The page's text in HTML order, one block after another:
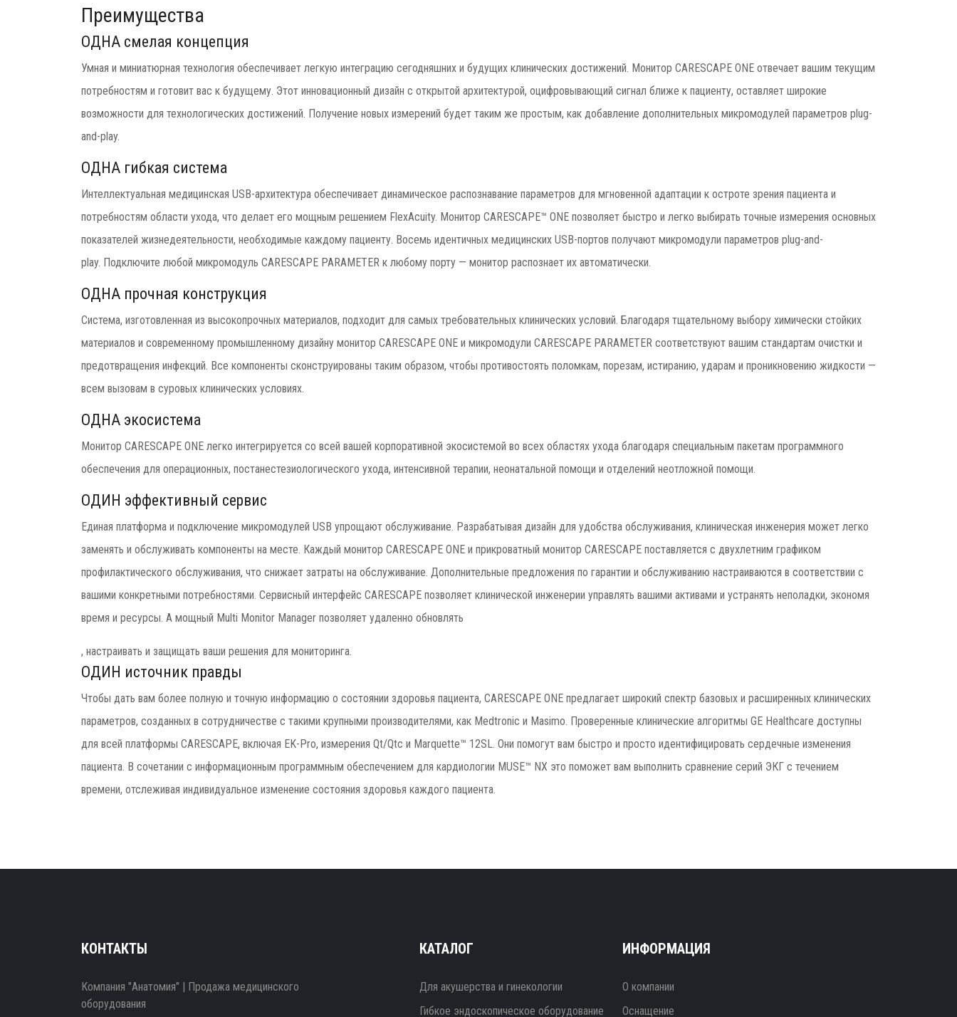
Преимущества
ОДНА смелая концепция
Умная и миниатюрная технология обеспечивает легкую интеграцию сегодняшних и будущих клинических достижений. Монитор CARESCAPE ONE отвечает вашим текущим
потребностям и готовит вас к будущему. Этот инновационный дизайн с открытой архитектурой, оцифровывающий сигнал ближе к пациенту, оставляет широкие
возможности для технологических достижений. Получение новых измерений будет таким же простым, как добавление дополнительных микромодулей параметров plug-
and-play.
ОДНА гибкая система
Интеллектуальная медицинская USB-архитектура обеспечивает динамическое распознавание параметров для мгновенной адаптации к остроте зрения пациента и
потребностям области ухода, что делает его мощным решением FlexAcuity. Монитор CARESCAPE™ ONE позволяет быстро и легко выбирать точные измерения основных
показателей жизнедеятельности, необходимые каждому пациенту. Восемь идентичных медицинских USB-портов получают микромодули параметров plug-and-
play. Подключите любой микромодуль CARESCAPE PARAMETER к любому порту — монитор распознает их автоматически.
ОДНА прочная конструкция
Система, изготовленная из высокопрочных материалов, подходит для самых требовательных клинических условий. Благодаря тщательному выбору химически стойких
материалов и современному промышленному дизайну монитор CARESCAPE ONE и микромодули CARESCAPE PARAMETER соответствуют вашим стандартам очистки и
предотвращения инфекций. Все компоненты сконструированы таким образом, чтобы противостоять поломкам, порезам, истиранию, ударам и проникновению жидкости —
всем вызовам в суровых клинических условиях.
ОДНА экосистема
Монитор CARESCAPE ONE легко интегрируется со всей вашей корпоративной экосистемой во всех областях ухода благодаря специальным пакетам программного
обеспечения для операционных, постанестезиологического ухода, интенсивной терапии, неонатальной помощи и отделений неотложной помощи.
ОДИН эффективный сервис
Единая платформа и подключение микромодулей USB упрощают обслуживание. Разрабатывая дизайн для удобства обслуживания, клиническая инженерия может легко
заменять и обслуживать компоненты на месте. Каждый монитор CARESCAPE ONE и прикроватный монитор CARESCAPE поставляется с двухлетним графиком
профилактического обслуживания, что снижает затраты на обслуживание. Дополнительные предложения по гарантии и обслуживанию настраиваются в соответствии с
вашими конкретными потребностями. Сервисный интерфейс CARESCAPE позволяет клинической инженерии управлять вашими активами и устранять неполадки, экономя
время и ресурсы. А мощный Multi Monitor Manager позволяет удаленно обновлять
, настраивать и защищать ваши решения для мониторинга.
ОДИН источник правды
Чтобы дать вам более полную и точную информацию о состоянии здоровья пациента, CARESCAPE ONE предлагает широкий спектр базовых и расширенных клинических
параметров, созданных в сотрудничестве с такими крупными производителями, как Medtronic и Masimo. Проверенные клинические алгоритмы GE Healthcare доступны
для всей платформы CARESCAPE, включая EK-Pro, измерения Qt/Qtc и Marquette™ 12SL. Они помогут вам быстро и просто идентифицировать сердечные изменения
пациента. В сочетании с информационным программным обеспечением для кардиологии MUSE™ NX это поможет вам выполнить сравнение серий ЭКГ с течением
времени, отслеживая индивидуальное изменение состояния здоровья каждого пациента.
КОНТАКТЫ
Компания "Анатомия" | Продажа медицинского
оборудования
КАТАЛОГ
Для акушерства и гинекологии
Гибкое эндоскопическое оборудование
ИНФОРМАЦИЯ
О компании
Оснащение